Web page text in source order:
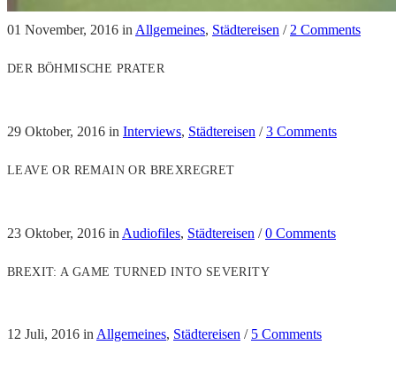
01 November, 2016 in Allgemeines, Städtereisen / 2 Comments
DER BÖHMISCHE PRATER
29 Oktober, 2016 in Interviews, Städtereisen /3 Comments
LEAVE OR REMAIN OR BREXREGRET
23 Oktober, 2016 in Audiofiles, Städtereisen /0 Comments
BREXIT: A GAME TURNED INTO SEVERITY
12 Juli, 2016 in Allgemeines, Städtereisen / 5 Comments